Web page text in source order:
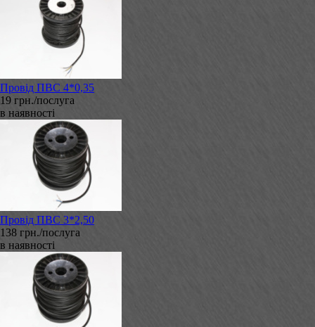
Провід ПВС 4*0,35
19 грн./послуга
в наявності
Провід ПВС 3*2,50
138 грн./послуга
в наявності